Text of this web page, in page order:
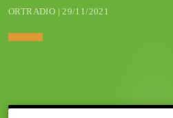
ORTRADIO | 29/11/2021